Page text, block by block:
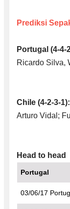
Prediksi
Portugal (4-4-
Ricardo Silva,
Chile (4-2-3-1):
Arturo Vidal;
Head to head
Portugal
03/06/17